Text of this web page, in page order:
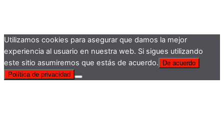
Utilizamos cookies para asegurar que damos la mejor
experiencia al usuario en nuestra web. Si sigues utilizando
este sitio asumiremos que estás de acuerdo.
De acuerdo
Política de privacidad